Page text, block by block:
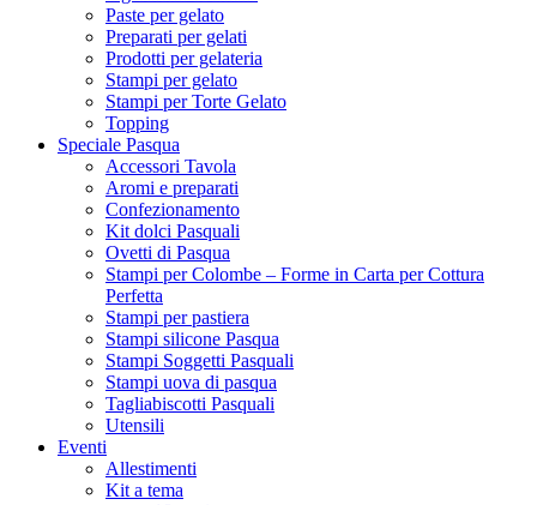
Paste per gelato
Preparati per gelati
Prodotti per gelateria
Stampi per gelato
Stampi per Torte Gelato
Topping
Speciale Pasqua
Accessori Tavola
Aromi e preparati
Confezionamento
Kit dolci Pasquali
Ovetti di Pasqua
Stampi per Colombe – Forme in Carta per Cottura
Perfetta
Stampi per pastiera
Stampi silicone Pasqua
Stampi Soggetti Pasquali
Stampi uova di pasqua
Tagliabiscotti Pasquali
Utensili
Eventi
Allestimenti
Kit a tema